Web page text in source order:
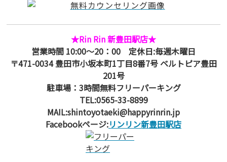
★Rin Rin 新豊田駅店★
営業時間 10:00～20：00 定休日:毎週木曜日
〒471-0034 豊田市小坂本町1丁目8番7号 ベルトピア豊田
201号
駐車場：3時間無料フリーパーキング
TEL:0565-33-8899
MAIL:shintoyotaeki@happyrinrin.jp
Facebookページ:リンリン新豊田駅店